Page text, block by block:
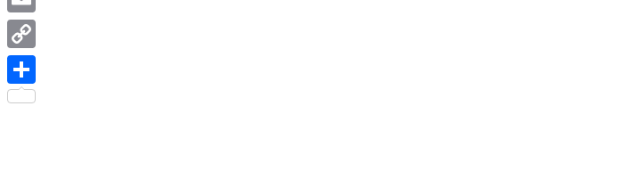
Email
Copy
Link
Share